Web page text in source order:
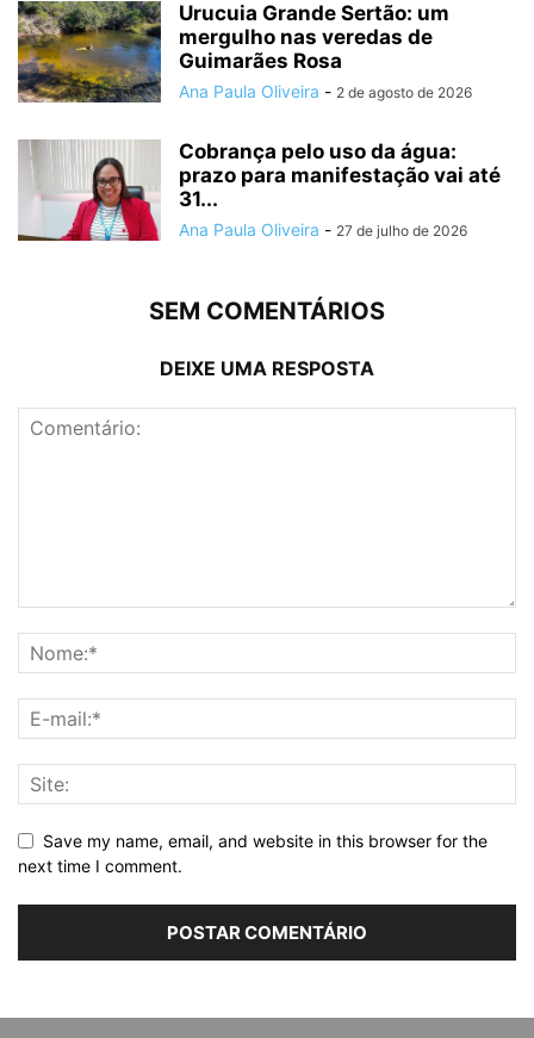
Urucuia Grande Sertão: um
mergulho nas veredas de
Guimarães Rosa
Ana Paula Oliveira - 2 de agosto de 2026
Cobrança pelo uso da água:
prazo para manifestação vai até
31...
Ana Paula Oliveira - 27 de julho de 2026
SEM COMENTÁRIOS
DEIXE UMA RESPOSTA
Save my name, email, and website in this browser for the
next time I comment.